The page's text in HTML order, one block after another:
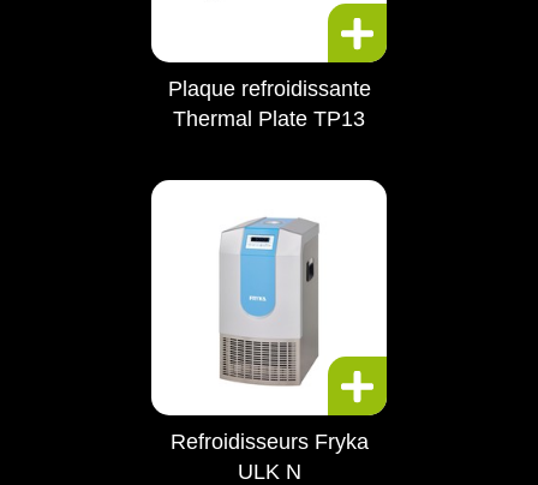
Plaque refroidissante
Thermal Plate TP13
Refroidisseurs Fryka
ULK N